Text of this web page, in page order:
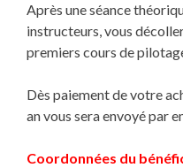
Après une séance
instructeurs, vous
premiers cours de
Dès paiement de votre
an vous sera envoyé par
Coordonnées du